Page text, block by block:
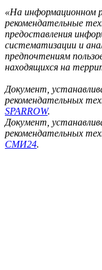
«На информационном
рекомендательные
предоставления
систематизации и
предпочтениям
находящихся на
Документ,
рекомендательных
SPARROW.
Документ,
рекомендательных
СМИ24.